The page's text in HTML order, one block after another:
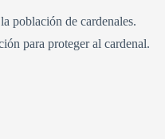
población de cardenales.
para proteger al cardenal.